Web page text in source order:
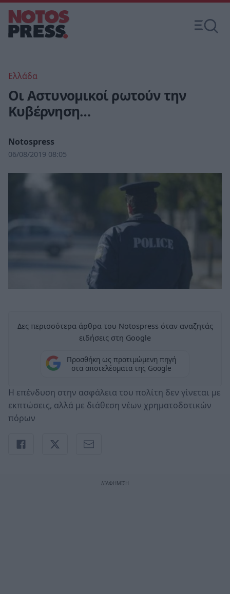
Ελλάδα
Οι Αστυνομικοί ρωτούν την
Κυβέρνηση…
Notospress
06/08/2019 08:05
Δες περισσότερα άρθρα του Notospress όταν αναζητάς
ειδήσεις στη Google
Προσθήκη ως προτιμώμενη πηγή
στα αποτελέσματα της Google
Η επένδυση στην ασφάλεια του πολίτη δεν γίνεται με
εκπτώσεις, αλλά με διάθεση νέων χρηματοδοτικών
πόρων